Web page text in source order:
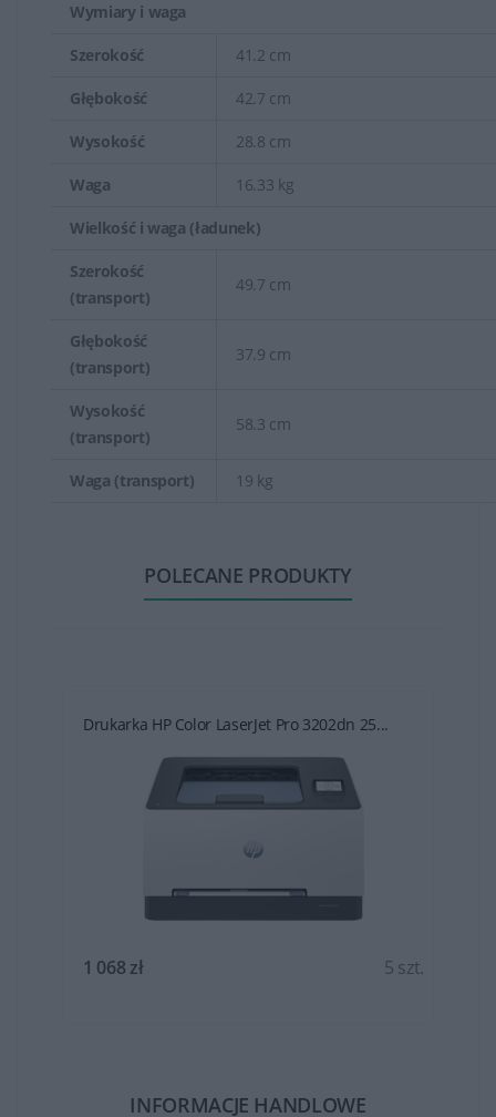
Wymiary i waga
Szerokość 41.2 cm
Głębokość 42.7 cm
Wysokość 28.8 cm
Waga 16.33 kg
Wielkość i waga (ładunek)
Szerokość
(transport)
49.7 cm
Głębokość
(transport)
37.9 cm
Wysokość
(transport)
58.3 cm
Waga (transport) 19 kg
POLECANE PRODUKTY
Drukarka HP Color LaserJet Pro 3202dn 25...
1 068 zł 5 szt.
INFORMACJE HANDLOWE